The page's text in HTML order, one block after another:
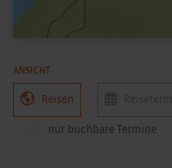
ANSICHT
Reisen
nur buchbare Termine